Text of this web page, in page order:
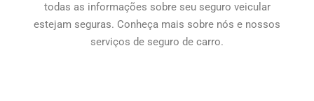
todas as informações sobre seu seguro veicular
estejam seguras. Conheça mais sobre nós e nossos
serviços de seguro de carro.